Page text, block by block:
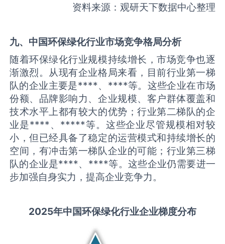
资料来源：观研天下数据中心整理
九、中国环保绿化行业市场竞争格局分析
随着环保绿化行业规模持续增长，市场竞争也逐
渐激烈。从现有企业格局来看，目前行业第一梯
队的企业主要是****、****等。这些企业在市场
份额、品牌影响力、企业规模、客户群体覆盖和
技术水平上都有较大的优势；行业第二梯队的企
业是****、*****等。这些企业尽管规模相对较
小，但已经具备了稳定的运营模式和持续增长的
空间，有冲击第一梯队企业的可能；行业第三梯
队的企业是****、****等。这些企业仍需要进一
步加强自身实力，提高企业竞争力。
2025年中国环保绿化行业企业梯度分布